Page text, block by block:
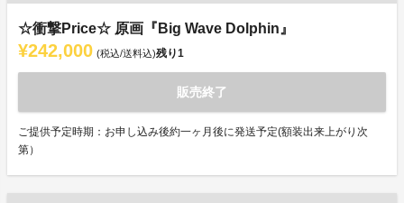
☆衝撃Price☆ 原画『Big Wave Dolphin』
¥242,000 (税込/送料込)残り1
販売終了
ご提供予定時期：お申し込み後約一ヶ月後に発送予定(額装出来上がり次
第）